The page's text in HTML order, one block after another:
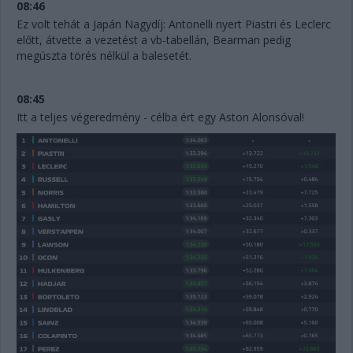
08:46
Ez volt tehát a Japán Nagydíj: Antonelli nyert Piastri és Leclerc
előtt, átvette a vezetést a vb-tabellán, Bearman pedig
megúszta törés nélkül a balesetét.
08:45
Itt a teljes végeredmény - célba ért egy Aston Alonsóval!